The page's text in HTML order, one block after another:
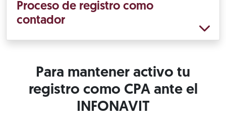
Proceso de registro como
contador
Para mantener activo tu
registro como CPA ante el
INFONAVIT